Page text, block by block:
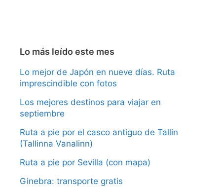
Lo más leído este mes
Lo mejor de Japón en nueve días. Ruta
imprescindible con fotos
Los mejores destinos para viajar en
septiembre
Ruta a pie por el casco antiguo de Tallin
(Tallinna Vanalinn)
Ruta a pie por Sevilla (con mapa)
Ginebra: transporte gratis